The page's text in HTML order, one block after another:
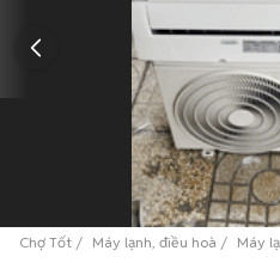
Chợ Tốt Máy lạnh, điều hoà Máy